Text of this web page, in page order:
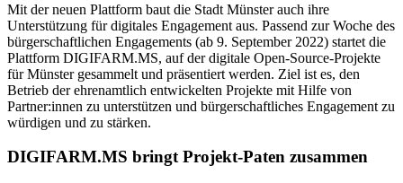
Mit der neuen Plattform baut die Stadt Münster auch ihre
Unterstützung für digitales Engagement aus. Passend zur Woche des
bürgerschaftlichen Engagements (ab 9. September 2022) startet die
Plattform DIGIFARM.MS, auf der digitale Open-Source-Projekte
für Münster gesammelt und präsentiert werden. Ziel ist es, den
Betrieb der ehrenamtlich entwickelten Projekte mit Hilfe von
Partner:innen zu unterstützen und bürgerschaftliches Engagement zu
würdigen und zu stärken.
DIGIFARM.MS bringt Projekt-Paten zusammen